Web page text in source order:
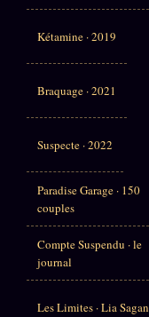
Kétamine · 2019
Braquage · 2021
Suspecte · 2022
Paradise Garage · 150
couples
Compte Suspendu · le
journal
Les Limites · Lia Sagan